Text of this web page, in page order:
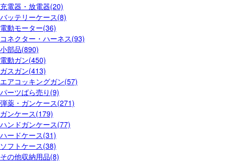
充電器・放電器(20)
バッテリーケース(8)
電動モーター(36)
コネクター・ハーネス(93)
小部品(890)
電動ガン(450)
ガスガン(413)
エアコッキングガン(57)
パーツばら売り(9)
弾薬・ガンケース(271)
ガンケース(179)
ハンドガンケース(77)
ハードケース(31)
ソフトケース(38)
その他収納用品(8)